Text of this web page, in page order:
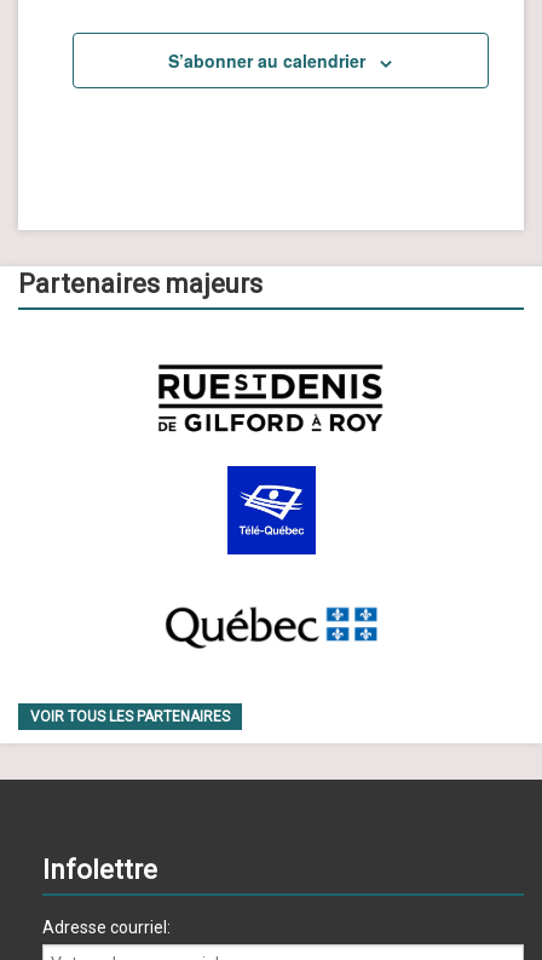
S’abonner au calendrier
Partenaires majeurs
VOIR TOUS LES PARTENAIRES
Infolettre
Adresse courriel: